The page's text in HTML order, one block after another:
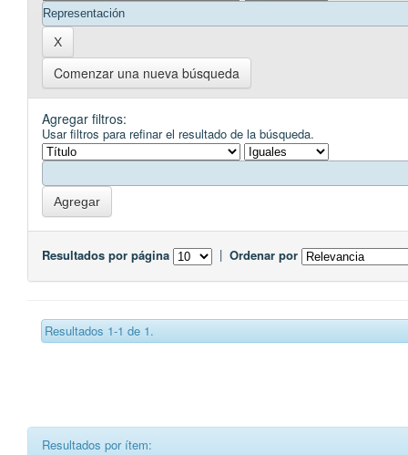
Comenzar una nueva búsqueda
Agregar filtros:
Usar filtros para refinar el resultado de la búsqueda.
Resultados por página | Ordenar por
Resultados 1-1 de 1.
Resultados por ítem: